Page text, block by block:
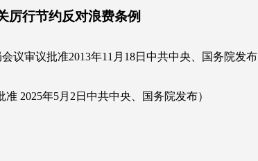
厉行节约反对浪费条例
议审议批准2013年11月18日中共中央、国务院发布
准 2025年5月2日中共中央、国务院发布）